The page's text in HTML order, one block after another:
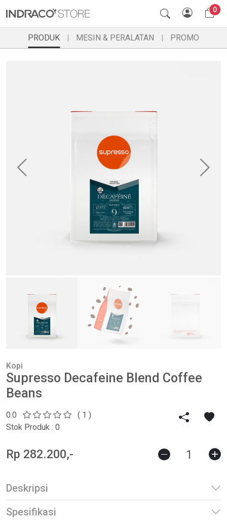
0
PRODUK MESIN & PERALATAN PROMO
Previous
Kopi
Supresso Decafeine Blend Coffee
Beans
0.0
( 1 )
Stok Produk : 0
Rp 282.200,-
Deskripsi
Spesifikasi